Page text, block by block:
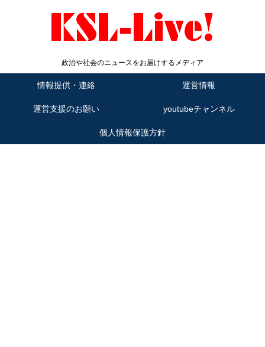
政治や社会のニュースをお届けするメディア
情報提供・連絡 運営情報
運営支援のお願い youtubeチャンネル
個人情報保護方針